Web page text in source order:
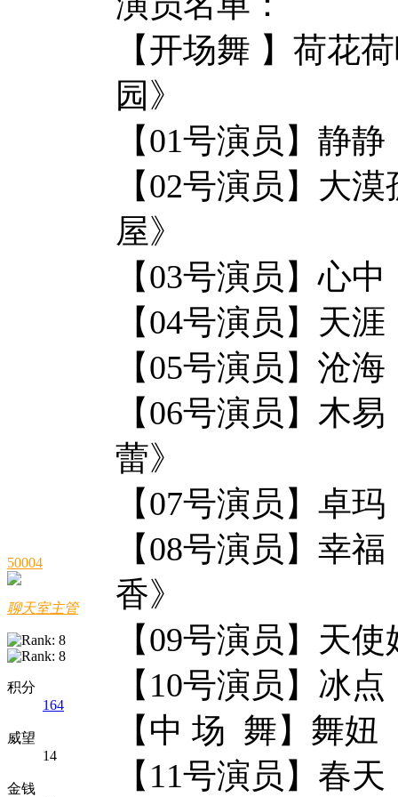
50004
聊天室主管
积分
164
威望
14
金钱
【开场舞 】荷花
园》
【01号演员】
【02号演员】大
屋》
【03号演员】
【04号演员】
【05号演员】
【06号演员】
蕾》
【07号演员】
【08号演员】
香》
【09号演员】天
【10号演员】
【中 场 舞】
【11号演员】